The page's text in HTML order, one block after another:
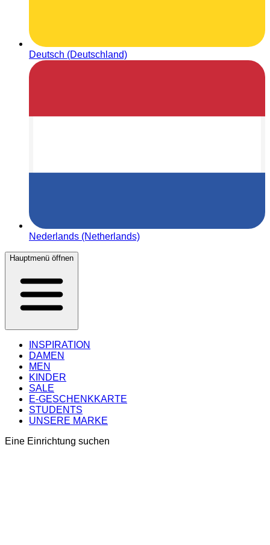
Deutsch (Deutschland)
Nederlands (Netherlands)
Hauptmenü öffnen
INSPIRATION
DAMEN
MEN
KINDER
SALE
E-GESCHENKKARTE
STUDENTS
UNSERE MARKE
Eine Einrichtung suchen